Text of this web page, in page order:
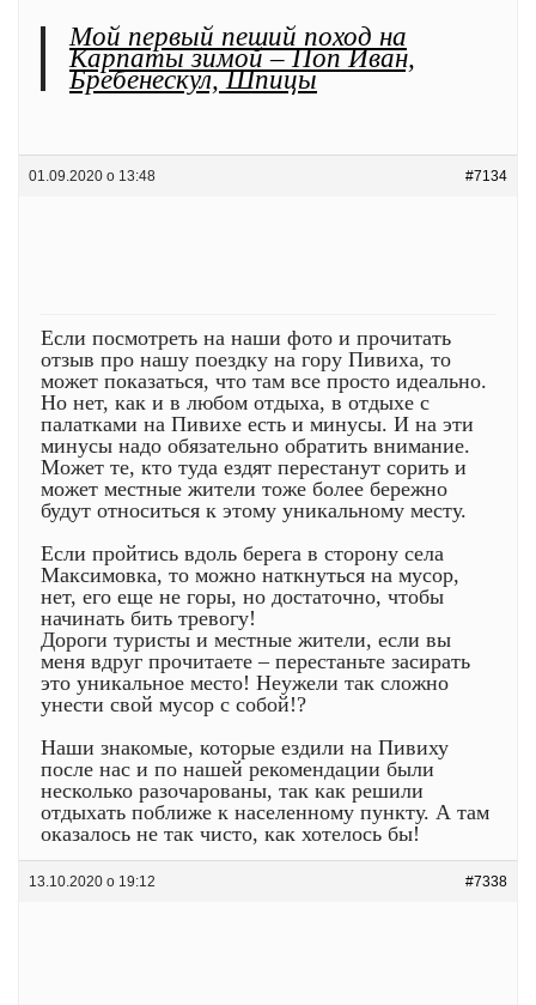
Мой первый пеший поход на
Карпаты зимой – Поп Иван,
Бребенескул, Шпицы
01.09.2020 о 13:48 #7134
Если посмотреть на наши фото и прочитать
отзыв про нашу поездку на гору Пивиха, то
может показаться, что там все просто идеально.
Но нет, как и в любом отдыха, в отдыхе с
палатками на Пивихе есть и минусы. И на эти
минусы надо обязательно обратить внимание.
Может те, кто туда ездят перестанут сорить и
может местные жители тоже более бережно
будут относиться к этому уникальному месту.
Если пройтись вдоль берега в сторону села
Максимовка, то можно наткнуться на мусор,
нет, его еще не горы, но достаточно, чтобы
начинать бить тревогу!
Дороги туристы и местные жители, если вы
меня вдруг прочитаете – перестаньте засирать
это уникальное место! Неужели так сложно
унести свой мусор с собой!?
Наши знакомые, которые ездили на Пивиху
после нас и по нашей рекомендации были
несколько разочарованы, так как решили
отдыхать поближе к населенному пункту. А там
оказалось не так чисто, как хотелось бы!
13.10.2020 о 19:12 #7338